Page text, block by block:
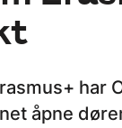
har
åpne